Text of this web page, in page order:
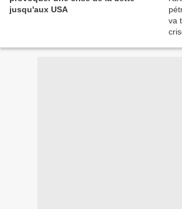
jusqu'aux USA